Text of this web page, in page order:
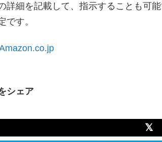
詳細を記載して、指示することも可
です。
シェア
𝕏